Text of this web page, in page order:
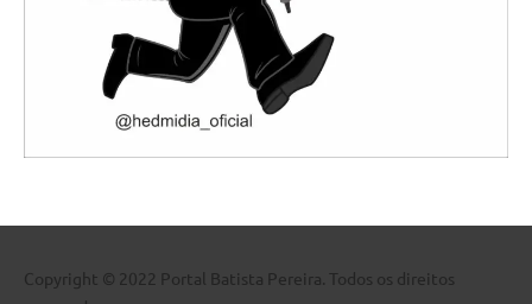
Copyright © 2022 Portal Batista Pereira. Todos os direitos